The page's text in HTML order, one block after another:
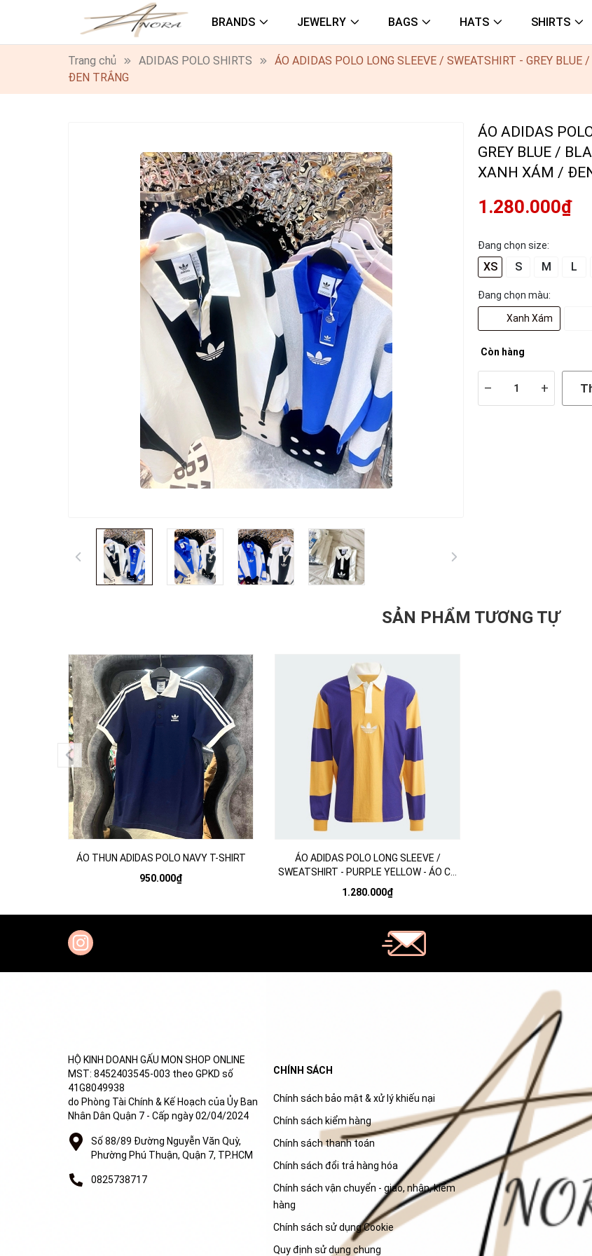
BRANDS JEWELRY BAGS HATS SHIRTS
Trang chủ ADIDAS POLO SHIRTS
ÁO ADIDAS POLO LONG SLEEVE / SWEATSHIRT - GREY
ĐEN TRẮNG
ÁO ADIDAS
GREY BLUE /
XANH XÁM /
1.280.000₫
Đang chọn size:
XS S M L
Đang chọn màu:
Xanh Xám
Còn hàng
– +
SẢN PHẨM TƯƠNG TỰ
ÁO THUN ADIDAS POLO NAVY T-SHIRT
950.000₫
ÁO ADIDAS POLO LONG SLEEVE /
SWEATSHIRT - PURPLE YELLOW - ÁO CÓ
CỔ TAY DÀI SỌC TÍM VÀNG
1.280.000₫
HỘ KINH DOANH GẤU MON SHOP ONLINE
MST: 8452403545-003 theo GPKD số
41G8049938
do Phòng Tài Chính & Kế Hoạch của Ủy Ban
Nhân Dân Quận 7 - Cấp ngày 02/04/2024
Số 88/89 Đường Nguyễn Văn Quỳ,
Phường Phú Thuận, Quận 7, TP.HCM
0825738717
CHÍNH SÁCH
Chính sách bảo mật & xử lý khiếu nại
Chính sách kiểm hàng
Chính sách thanh toán
Chính sách đổi trả hàng hóa
Chính sách vận chuyển - giao, nhận, kiểm
hàng
Chính sách sử dụng Cookie
Quy định sử dụng chung